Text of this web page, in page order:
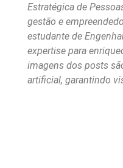
Estratégica de
gestão e
estudante de
expertise para
imagens dos posts
artificial, garantindo